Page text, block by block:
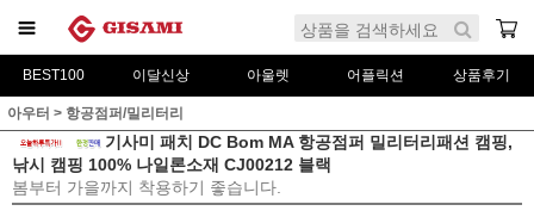
BEST100 이달신상 아울렛 어플릭션 상품후기
아우터 > 항공점퍼/밀리터리
기사미 패치 DC Bom MA 항공점퍼 밀리터리패션 캠핑,
낚시 캠핑 100% 나일론소재 CJ00212 블랙
봄부터 가을까지 착용하기 좋습니다.